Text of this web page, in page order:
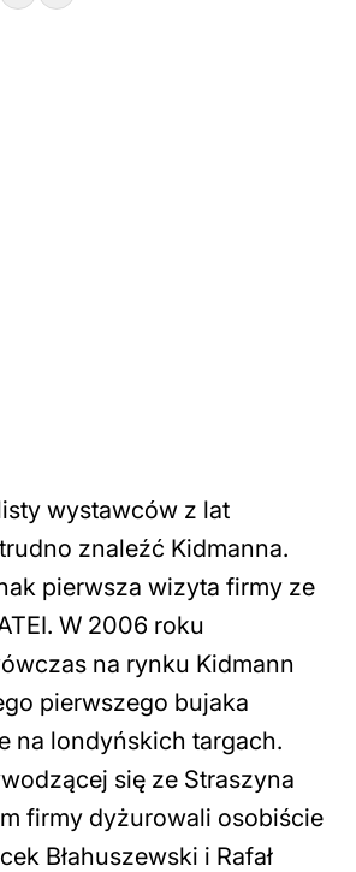
wystawców z lat
znaleźć Kidmanna.
pierwsza wizyta firmy ze
W 2006 roku
na rynku Kidmann
pierwszego bujaka
na londyńskich targach.
się ze Straszyna
firmy dyżurowali osobiście
Błahuszewski i Rafał